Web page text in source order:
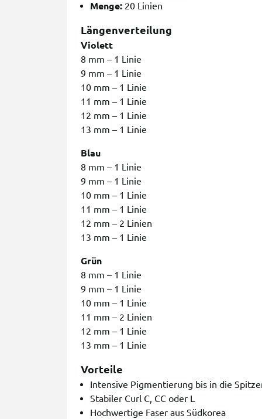
Menge: 20 Linien
Längenverteilung
Violett
8 mm – 1 Linie
9 mm – 1 Linie
10 mm – 1 Linie
11 mm – 1 Linie
12 mm – 1 Linie
13 mm – 1 Linie
Blau
8 mm – 1 Linie
9 mm – 1 Linie
10 mm – 1 Linie
11 mm – 1 Linie
12 mm – 2 Linien
13 mm – 1 Linie
Grün
8 mm – 1 Linie
9 mm – 1 Linie
10 mm – 1 Linie
11 mm – 2 Linien
12 mm – 1 Linie
13 mm – 1 Linie
Vorteile
Intensive Pigmentierung bis in die
Stabiler Curl C, CC oder L
Hochwertige Faser aus Südkorea